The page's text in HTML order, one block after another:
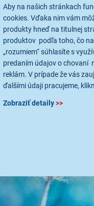
Aby na našich stránkach
cookies. Vďaka nim vám
produkty hneď na titulnej
produktov podľa toho, čo
„rozumiem“ súhlasíte s
predaním údajov o chovaní
reklám. V prípade že vás
ďalšími údaji pracujeme,
Zobraziť detaily>>